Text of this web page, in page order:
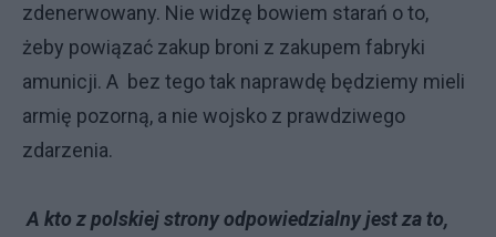
zdenerwowany. Nie widzę bowiem starań o to,
żeby powiązać zakup broni z zakupem fabryki
amunicji. A bez tego tak naprawdę będziemy mieli
armię pozorną, a nie wojsko z prawdziwego
zdarzenia.
A kto z polskiej strony odpowiedzialny jest za to,